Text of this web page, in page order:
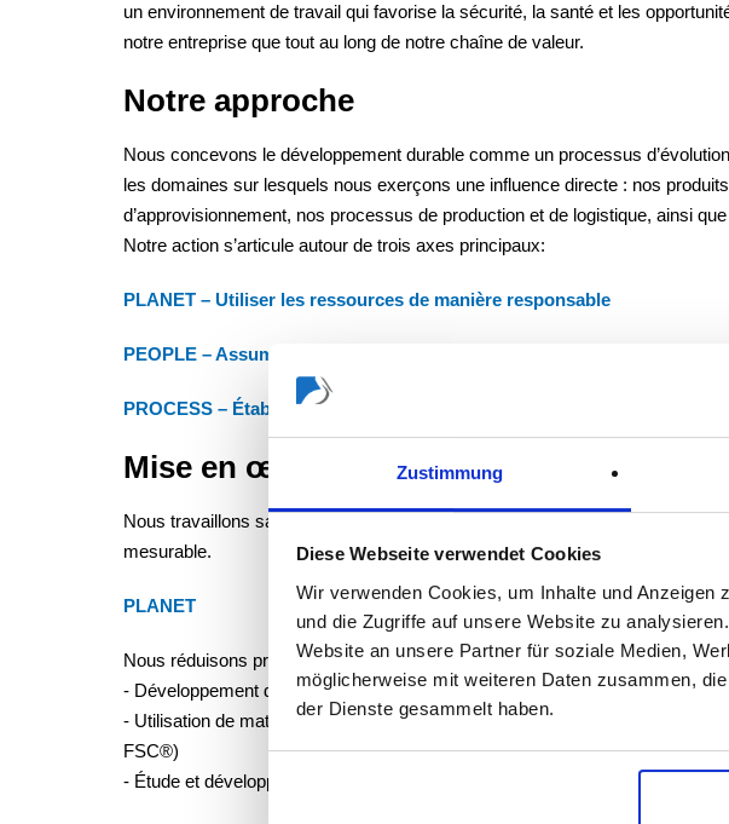
Zustimmung
Diese Webseite verwendet Cookies
Wir verwenden Cookies, um Inhalte und
und die Zugriffe auf unsere Website zu
Website an unsere Partner für soziale Medien,
möglicherweise mit weiteren Daten zusammen,
der Dienste gesammelt haben.
un environnement de travail qui favorise la sécurité, la santé et les
notre entreprise que tout au long de notre chaîne de valeur.
Notre approche
Nous concevons le développement durable comme un processus
les domaines sur lesquels nous exerçons une influence directe : nos
d’approvisionnement, nos processus de production et de logistique, ainsi
Notre action s’articule autour de trois axes principaux:
PLANET – Utiliser les ressources de manière responsable
PEOPLE – Assumer nos responsabilités envers les personnes
PROCESS – Établir des bases économiques durables
Mise en œuvre dans la pratique
Nous travaillons sans relâche à traduire nos approches en mesures
mesurable.
PLANET
Nous réduisons progressivement l’impact environnemental de nos produits
- Développement de solutions d’emballage visant à améliorer la recyclabilité
- Utilisation de matériaux sélectionnés, notamment des matières premières
FSC®)
- Étude et développement de solutions produits préservant les ressources